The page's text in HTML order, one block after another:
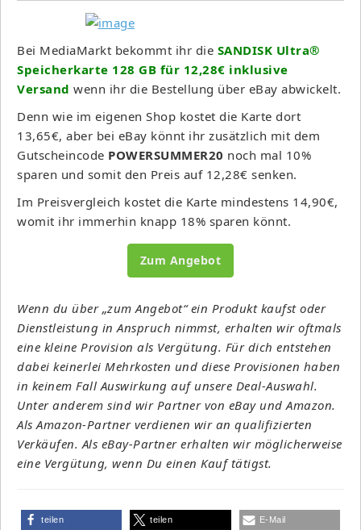
Bei MediaMarkt bekommt ihr die SANDISK Ultra®
Speicherkarte 128 GB für 12,28€ inklusive
Versand wenn ihr die Bestellung über eBay abwickelt.
Denn wie im eigenen Shop kostet die Karte dort
13,65€, aber bei eBay könnt ihr zusätzlich mit dem
Gutscheincode POWERSUMMER20 noch mal 10%
sparen und somit den Preis auf 12,28€ senken.
Im Preisvergleich kostet die Karte mindestens 14,90€,
womit ihr immerhin knapp 18% sparen könnt.
Zum Angebot
Wenn du über „zum Angebot“ ein Produkt kaufst oder
Dienstleistung in Anspruch nimmst, erhalten wir oftmals
eine kleine Provision als Vergütung. Für dich entstehen
dabei keinerlei Mehrkosten und diese Provisionen haben
in keinem Fall Auswirkung auf unsere Deal-Auswahl.
Unter anderem sind wir Partner von eBay und Amazon.
Als Amazon-Partner verdienen wir an qualifizierten
Verkäufen. Als eBay-Partner erhalten wir möglicherweise
eine Vergütung, wenn Du einen Kauf tätigst.
teilen teilen E-Mail